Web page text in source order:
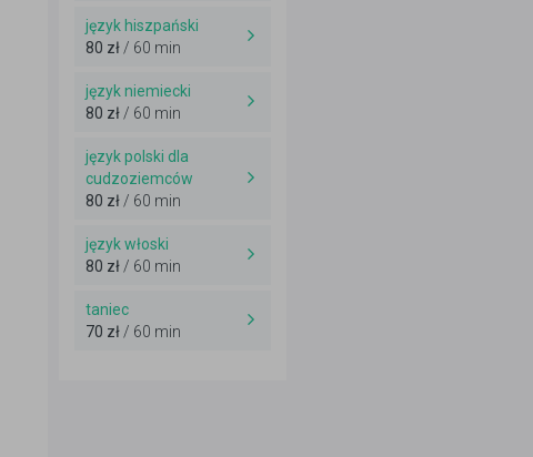
język hiszpański
80 zł / 60 min
język niemiecki
80 zł / 60 min
język polski dla
cudzoziemców
80 zł / 60 min
język włoski
80 zł / 60 min
taniec
70 zł / 60 min